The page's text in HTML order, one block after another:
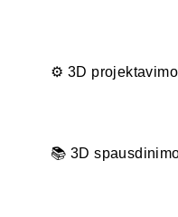
⚙️ 3D
📚 3D